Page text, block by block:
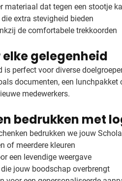
materiaal dat tegen een stootje
extra stevigheid bieden
de comfortabele trekkoorden
gelegenheid
is perfect voor diverse
documenten, een
medewerkers.
bedrukken met
bedrukken we jouw
of meerdere kleuren
een levendige weergave
jouw boodschap overbrengt